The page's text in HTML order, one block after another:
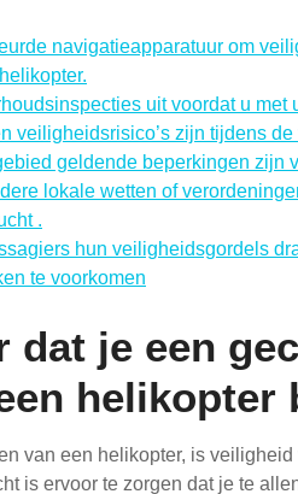
navigatieapparatuur om
uit voordat u
veiligheidsrisico’s zijn tijdens de
geldende beperkingen zijn
lokale wetten of
.
hun veiligheidsgordels
te voorkomen
dat je een
helikopter
van een helikopter, is
is ervoor te zorgen dat je te